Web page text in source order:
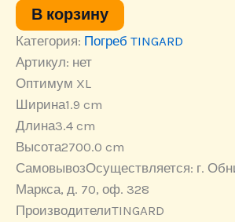
Оптимум
XL
В корзину
Категория: Погреб TINGARD
Артикул: нет
Оптимум XL
Ширина1.9 cm
Длина3.4 cm
Высота2700.0 cm
СамовывозОсуществляется: г.
Маркса, д. 70, оф. 328
ПроизводителиTINGARD